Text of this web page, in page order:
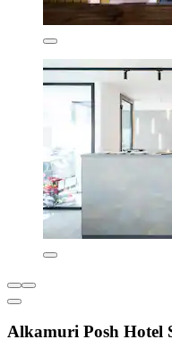
Alkamuri Posh Hotel